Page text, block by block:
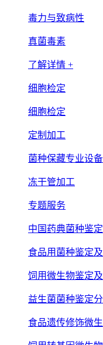
毒力与致病性
真菌毒素
了解详情 +
细胞检定
细胞检定
定制加工
菌种保藏专业设备
冻干管加工
专题服务
中国药典菌种鉴定
食品用菌种鉴定
饲用微生物鉴定
益生菌菌种鉴定
食品遗传修饰微